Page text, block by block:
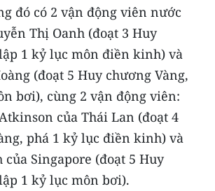
đó có 2 vận động viên nước
Thị Oanh (đoạt 3 Huy
1 kỷ lục môn điền kinh) và
(đoạt 5 Huy chương Vàng,
bơi), cùng 2 vận động viên:
của Thái Lan (đoạt 4
phá 1 kỷ lục điền kinh) và
của Singapore (đoạt 5 Huy
1 kỷ lục môn bơi).